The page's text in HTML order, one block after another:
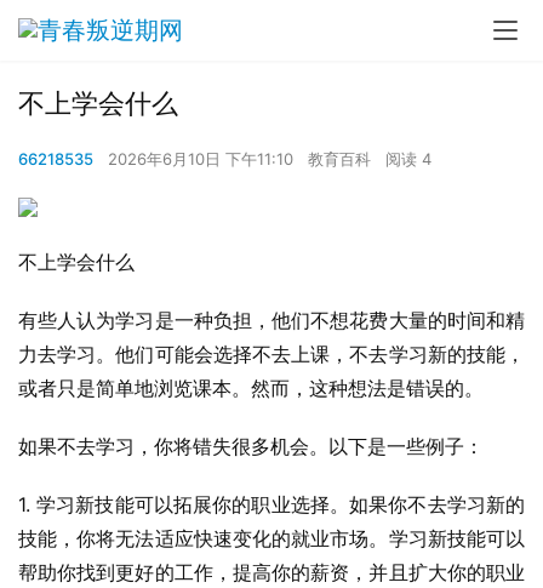
不上学会什么
66218535 2026年6月10日 下午11:10 教育百科 阅读 4
不上学会什么
有些人认为学习是一种负担，他们不想花费大量的时间和精
力去学习。他们可能会选择不去上课，不去学习新的技能，
或者只是简单地浏览课本。然而，这种想法是错误的。
如果不去学习，你将错失很多机会。以下是一些例子：
1. 学习新技能可以拓展你的职业选择。如果你不去学习新的
技能，你将无法适应快速变化的就业市场。学习新技能可以
帮助你找到更好的工作，提高你的薪资，并且扩大你的职业